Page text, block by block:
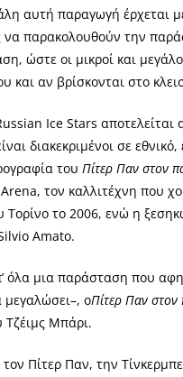
αυτή παραγωγή έρχεται
να παρακολουθούν την
ώστε οι μικροί και
και αν βρίσκονται στο
Ice Stars αποτελείται
διακεκριμένοι σε
του Πίτερ Παν στον
τον καλλιτέχνη που
το 2006, ενώ η
Amato.
όλα μια παράσταση που
μεγαλώσει–, οΠίτερ Παν στον
Τζέιμς Μπάρι.
Πίτερ Παν, την